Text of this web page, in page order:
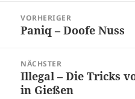
VORHERIGER
Vorheriger
Paniq – Doofe Nuss
NÄCHSTER
Nächster
Beitrag:
Illegal – Die Tricks
in Gießen